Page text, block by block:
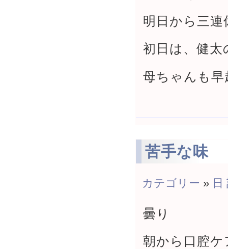
明日から三連
初日は、健太
母ちゃんも
苦手な味
カテゴリー » 日
曇り
朝から口腔ケ